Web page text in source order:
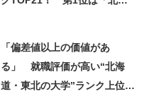
「偏差値以上の価値があ
る」 就職評価が高い“北海
道・東北の大学”ランク上位に